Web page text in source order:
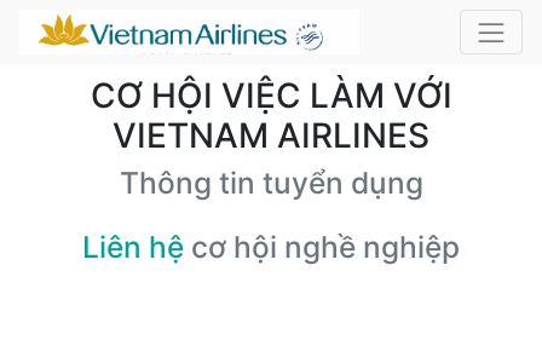
CƠ HỘI VIỆC LÀM VỚI
VIETNAM AIRLINES
Thông tin tuyển dụng
Liên hệ cơ hội nghề nghiệp